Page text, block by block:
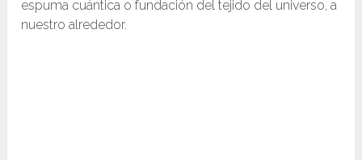
espuma cuántica o fundación del tejido del universo, a
nuestro alrededor.